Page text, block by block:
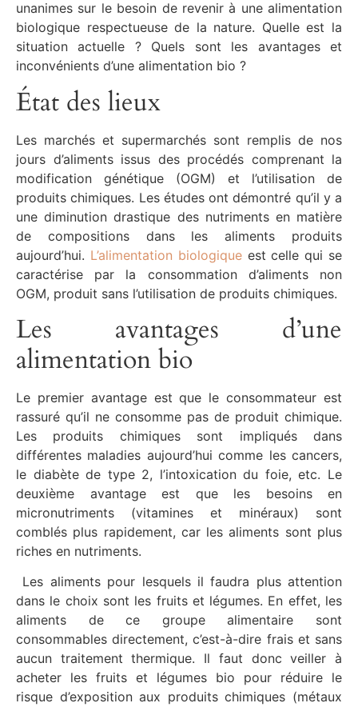
unanimes sur le besoin de revenir à une alimentation
biologique respectueuse de la nature. Quelle est la
situation actuelle ? Quels sont les avantages et
inconvénients d’une alimentation bio ?
État des lieux
Les marchés et supermarchés sont remplis de nos
jours d’aliments issus des procédés comprenant la
modification génétique (OGM) et l’utilisation de
produits chimiques. Les études ont démontré qu’il y a
une diminution drastique des nutriments en matière
de compositions dans les aliments produits
aujourd’hui. L’alimentation biologiqueest celle qui se
caractérise par la consommation d’aliments non
OGM, produit sans l’utilisation de produits chimiques.
Les avantages d’une
alimentation bio
Le premier avantage est que le consommateur est
rassuré qu’il ne consomme pas de produit chimique.
Les produits chimiques sont impliqués dans
différentes maladies aujourd’hui comme les cancers,
le diabète de type 2, l’intoxication du foie, etc. Le
deuxième avantage est que les besoins en
micronutriments (vitamines et minéraux) sont
comblés plus rapidement, car les aliments sont plus
riches en nutriments.
Les aliments pour lesquels il faudra plus attention
dans le choix sont les fruits et légumes. En effet, les
aliments de ce groupe alimentaire sont
consommables directement, c’est-à-dire frais et sans
aucun traitement thermique. Il faut donc veiller à
acheter les fruits et légumes bio pour réduire le
risque d’exposition aux produits chimiques (métaux